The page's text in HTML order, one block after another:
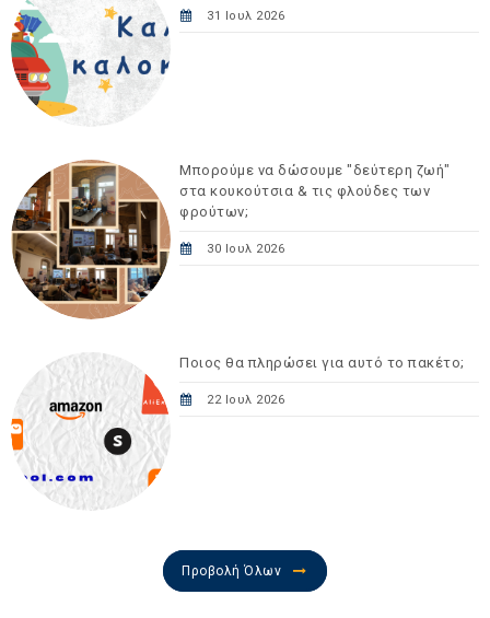
31 Ιουλ 2026
Μπορούμε να δώσουμε "δεύτερη ζωή"
στα κουκούτσια & τις φλούδες των
φρούτων;
30 Ιουλ 2026
Ποιος θα πληρώσει για αυτό το πακέτο;
22 Ιουλ 2026
Προβολή Όλων